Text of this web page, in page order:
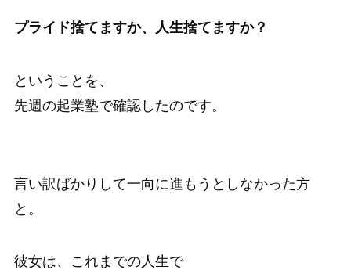
プライド捨てますか、人生捨てますか？
ということを、
先週の起業塾で確認したのです。
言い訳ばかりして一向に進もうとしなかった方
と。
彼女は、これまでの人生で